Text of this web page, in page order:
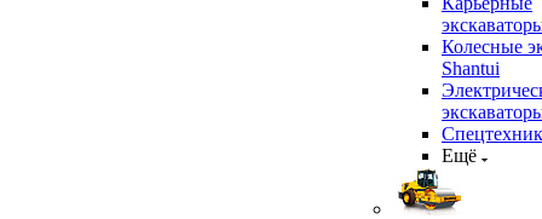
Колесные
Shantui
Ещё